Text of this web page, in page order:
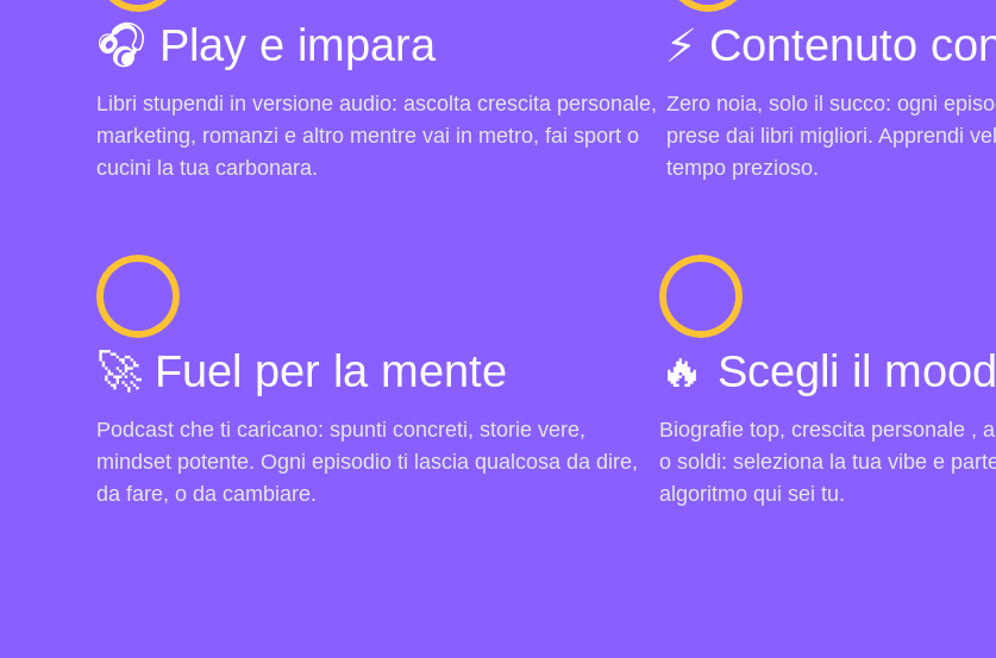
🎧 Play e impara
Libri stupendi in versione audio: ascolta crescita personale,
marketing, romanzi e altro mentre vai in metro, fai sport o
cucini la tua carbonara.
⚡️ Contenuto
Zero noia, solo il succo: ogni
prese dai libri migliori. Apprendi
tempo prezioso.
🚀 Fuel per la mente
Podcast che ti caricano: spunti concreti, storie vere,
mindset potente. Ogni episodio ti lascia qualcosa da dire,
da fare, o da cambiare.
🔥 Scegli il mood
Biografie top, crescita personale ,
o soldi: seleziona la tua vibe e
algoritmo qui sei tu.